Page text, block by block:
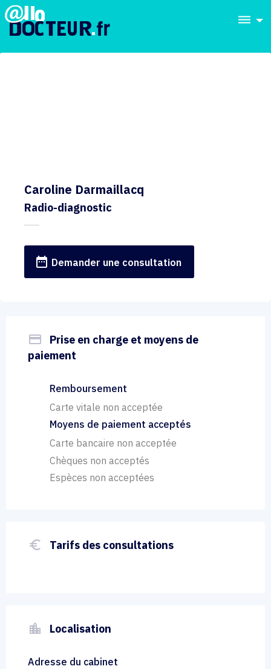
dehaze
Caroline Darmaillacq
Radio-diagnostic
date_range Demander une consultation
payment
Prise en charge et moyens de
paiement
Remboursement
Carte vitale non acceptée
Moyens de paiement acceptés
Carte bancaire non acceptée
Chèques non acceptés
Espèces non acceptées
euro_symbol Tarifs des consultations
location_city Localisation
Adresse du cabinet